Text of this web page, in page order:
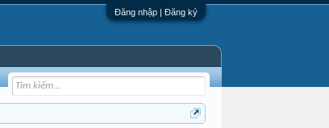
Đăng nhập | Đăng ký